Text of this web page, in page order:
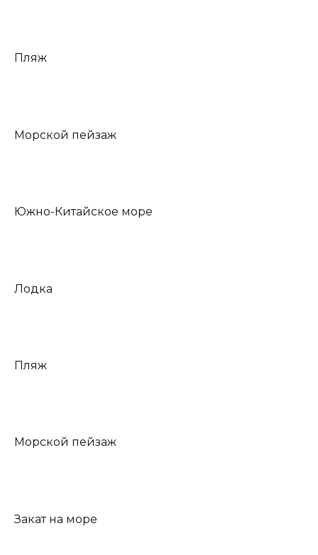
Пляж
Морской пейзаж
Южно-Китайское море
Лодка
Пляж
Морской пейзаж
Закат на море